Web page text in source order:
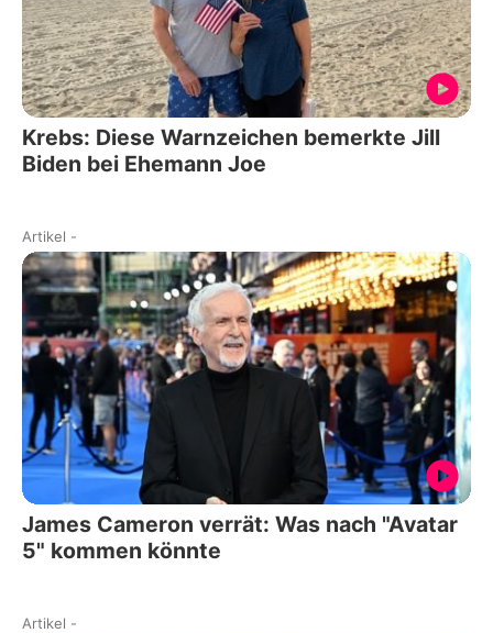
Krebs: Diese Warnzeichen bemerkte Jill
Biden bei Ehemann Joe
Artikel -
James Cameron verrät: Was nach "Avatar
5" kommen könnte
Artikel -